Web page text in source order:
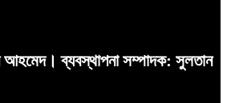
আহমেদ। ব্যবস্থাপনা সম্পাদক: সুলতান